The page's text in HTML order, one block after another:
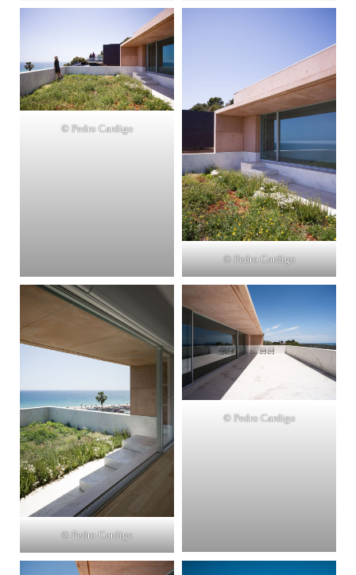
© Pedro Cardigo
© Pedro Cardigo
© Pedro Cardigo
© Pedro Cardigo